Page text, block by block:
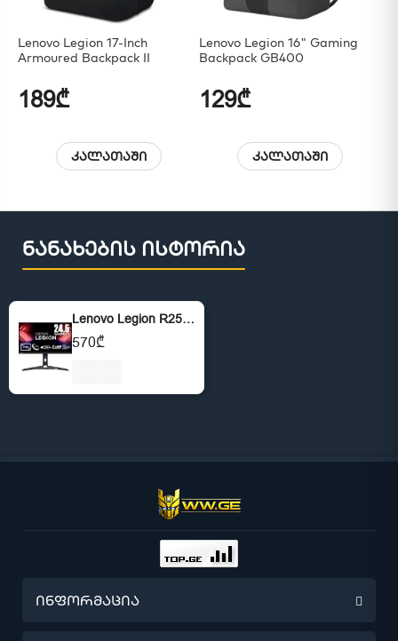
Lenovo Legion 17-Inch
Armoured Backpack II
189₾
კალათაში
Lenovo Legion 16" Gaming
Backpack GB400
129₾
კალათაში
ნანახების ისტორია
Lenovo Legion R25i-30 24.5" IPS FHD 180Hz 0.5ms 3Wx2 Speakers - Black
570₾
ინფორმაცია